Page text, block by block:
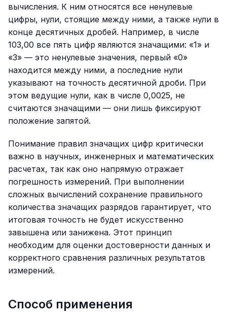
вычисления. К ним относятся все ненулевые
цифры, нули, стоящие между ними, а также нули в
конце десятичных дробей. Например, в числе
103,00 все пять цифр являются значащими: «1» и
«3» — это ненулевые значения, первый «0»
находится между ними, а последние нули
указывают на точность десятичной дроби. При
этом ведущие нули, как в числе 0,0025, не
считаются значащими — они лишь фиксируют
положение запятой.
Понимание правил значащих цифр критически
важно в научных, инженерных и математических
расчетах, так как оно напрямую отражает
погрешность измерений. При выполнении
сложных вычислений сохранение правильного
количества значащих разрядов гарантирует, что
итоговая точность не будет искусственно
завышена или занижена. Этот принцип
необходим для оценки достоверности данных и
корректного сравнения различных результатов
измерений.
Способ применения